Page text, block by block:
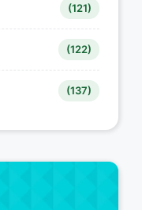
(121)
(122)
(137)